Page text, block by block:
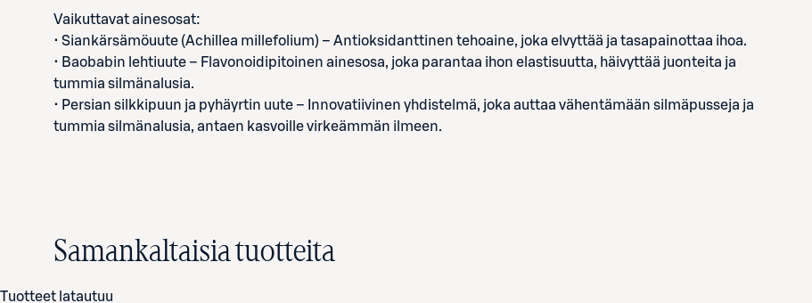
Vaikuttavat ainesosat:
• Siankärsämöuute (Achillea millefolium) – Antioksidanttinen tehoaine, joka elvyttää ja tasapainottaa ihoa.
• Baobabin lehtiuute – Flavonoidipitoinen ainesosa, joka parantaa ihon elastisuutta, häivyttää juonteita ja
tummia silmänalusia.
• Persian silkkipuun ja pyhäyrtin uute – Innovatiivinen yhdistelmä, joka auttaa vähentämään silmäpusseja ja
tummia silmänalusia, antaen kasvoille virkeämmän ilmeen.
Samankaltaisia tuotteita
Tuotteet latautuu